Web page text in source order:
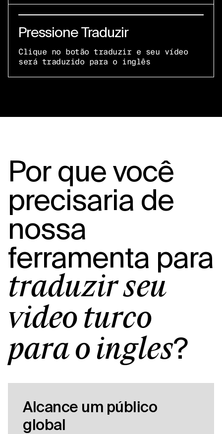
Pressione Traduzir
Clique no botão traduzir e seu vídeo
será traduzido para o inglês
Por que você
precisaria de
nossa
ferramenta para
traduzir seu
vídeo turco
para o inglês?
Alcance um público
global